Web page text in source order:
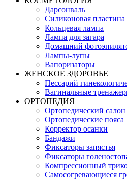
Дарсонваль
Силиконовая пластина
Кольцевая лампа
Лампа для загара
Домашний
Лампы-лупы
Вапоризаторы
ЖЕНСКОЕ ЗДОРОВЬЕ
Пессарий
Вагинальные
ОРТОПЕДИЯ
Ортопедический салон
Ортопедические пояса
Корректор осанки
Бандажи
Фиксаторы запястья
Фиксаторы
Компрессионный
Самосогревающиеся